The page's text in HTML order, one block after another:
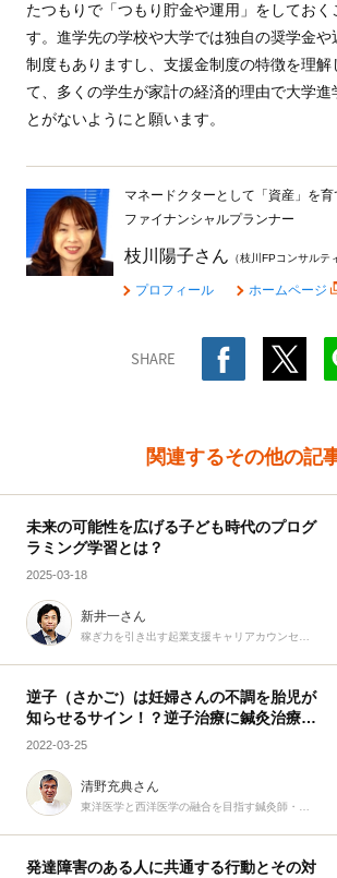
たつもりで「つもり貯金や運用」をしておく
す。進学先の学校や大学では独自の奨学金や
制度もありますし、支援金制度の特徴を理解
て、多くの学生が家計の経済的理由で大学進
とがないようにと願います。
マネードクターとして「資産」を
ファイナンシャルプランナー
枝川陽子さん （枝川FPコンサルテ
プロフィール ホームページ
SHARE
関連するその他の記
未来の可能性を広げる子ども時代のプログ
ラミング学習とは？
2025-03-18
新井一さん
稼ぎ力を引き出す起業支援キャリアカウンセラー
逆子（さかご）は妊婦さんの不調を胎児が
知らせるサイン！？逆子治療に鍼灸治療は
有効！
2022-03-25
清野充典さん
東洋医学と西洋医学の融合を目指す鍼灸師・柔道整復師
発達障害のある人に共通する行動とその対